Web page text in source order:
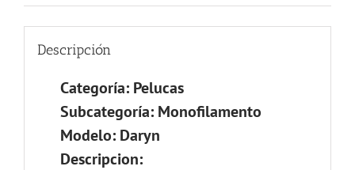
Descripción
Categoría: Pelucas
Subcategoría: Monofilamento
Modelo: Daryn
Descripcion: